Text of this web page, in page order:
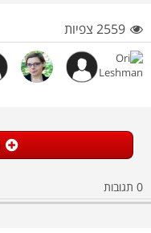
2559 צפיות
0 תגובות